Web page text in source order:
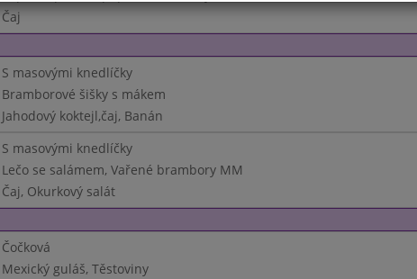
Čaj
S masovými knedlíčky
Bramborové šišky s mákem
Jahodový koktejl,čaj, Banán
S masovými knedlíčky
Lečo se salámem, Vařené brambory MM
Čaj, Okurkový salát
Čočková
Mexický guláš, Těstoviny